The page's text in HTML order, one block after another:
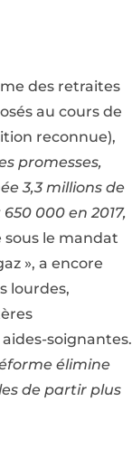
des retraites
au cours de
reconnue),
promesses,
3,3 millions de
000 en 2017,
sous le mandat
», a encore
lourdes,
soignantes.
élimine
de partir plus